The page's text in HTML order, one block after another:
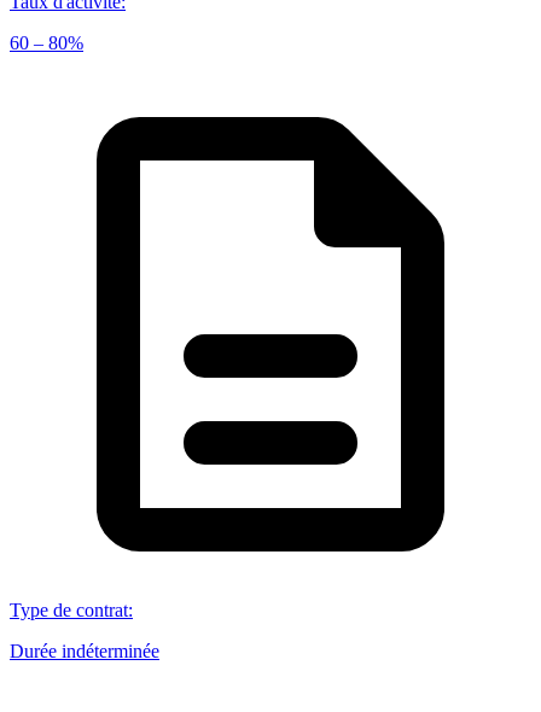
60 – 80%
Type de contrat:
Durée indéterminée